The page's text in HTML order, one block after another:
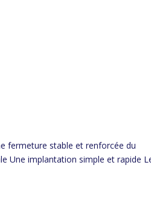
fermeture stable et renforcée du
Une implantation simple et rapide